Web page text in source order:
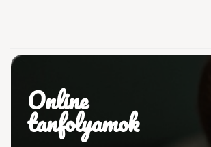
Online
tanfolyamok